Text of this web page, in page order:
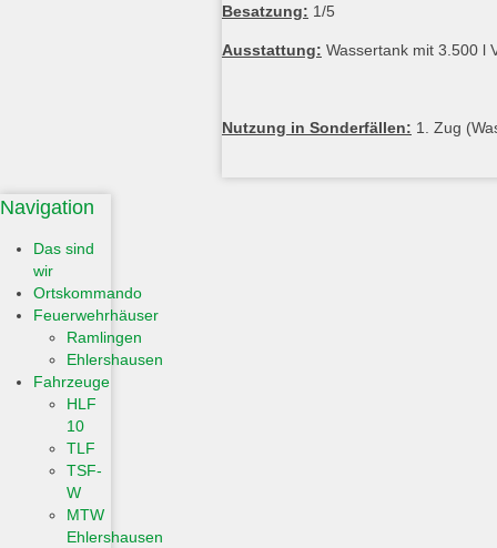
Besatzung: 1/5
Ausstattung: Wassertank mit 3.500 l
Nutzung in Sonderfällen: 1. Zug
Navigation
Das sind
wir
Ortskommando
Feuerwehrhäuser
Ramlingen
Ehlershausen
Fahrzeuge
HLF
10
TLF
TSF-
W
MTW
Ehlershausen